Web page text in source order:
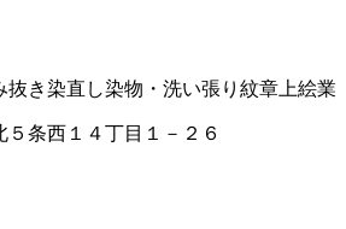
抜き染直し染物・洗い張り 紋章上絵業
条西１４丁目１－２６